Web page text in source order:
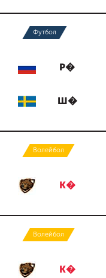
Футбол
Р�
Ш�
Волейбол
К�
Волейбол
К�